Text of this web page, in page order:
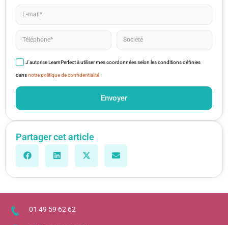
J'autorise LearnPerfect à utiliser mes coordonnées selon les conditions définies
dansnotre politique de confidentialité
Envoyer
Partager cet article
01 49 59 62 62